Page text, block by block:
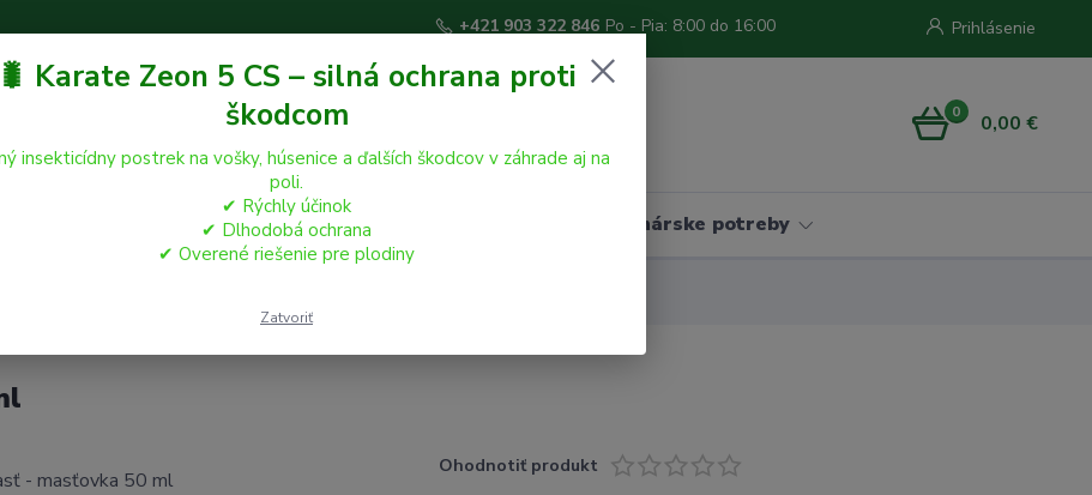
Prihlásenie
+421 903 322 846 Po - Pia: 8:00 do 16:00
0 0,00 €
Hospodárske zvieratá Vinárske potreby
Ohodnotiť produkt
🐛 Karate Zeon 5 CS – silná ochrana proti
škodcom
insekticídny postrek na vošky, húsenice a ďalších škodcov v záhrade aj na
poli.
✔ Rýchly účinok
✔ Dlhodobá ochrana
✔ Overené riešenie pre plodiny
Zatvoriť